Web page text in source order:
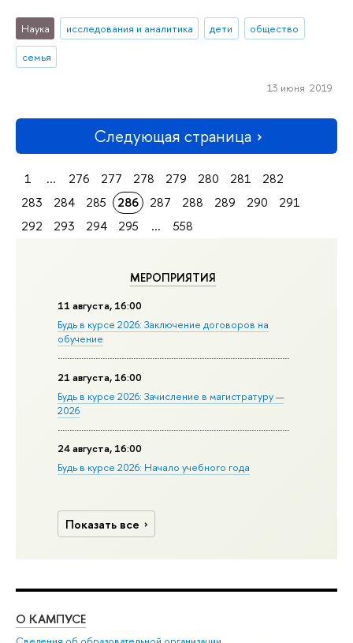
МЕРОПРИЯТИЯ
11 августа, 16:00
Будь в курсе 2026: Заключение договоров на
обучение
21 августа, 16:00
Будь в курсе 2026: Зачисление в магистратуру —
2026
24 августа, 16:00
Будь в курсе 2026: Начало учебного года
Показать все
Наука исследования и аналитика дети
общество
семья
13 июня 2019
Следующая страница
1 ... 276 277 278 279 280 281
282
283
284 285 286 287 288 289 290
291
292
293 294 295 ... 558
О КАМПУСЕ